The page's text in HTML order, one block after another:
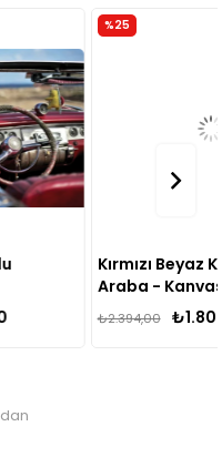
Beyaz Klasik
- Kanvas
₺1.800,00